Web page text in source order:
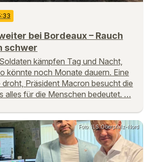
bei Bordeaux – Rauch
schwer
kämpfen Tag und Nacht,
könnte noch Monate dauern. Eine
Präsident Macron besucht die
alles für die Menschen bedeutet. …
Foto: ILS Oberpfalz-Nord